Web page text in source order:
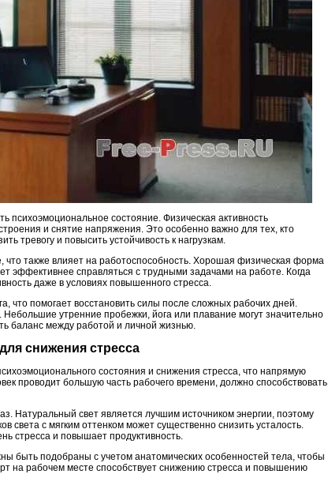
психоэмоциональное состояние. Физическая активность
и снятие напряжения. Это особенно важно для тех, кто
тревогу и повысить устойчивость к нагрузкам.
что также влияет на работоспособность. Хорошая физическая форма
эффективнее справляться с трудными задачами на работе. Когда
даже в условиях повышенного стресса.
что помогает восстановить силы после сложных рабочих дней.
утренние пробежки, йога или плавание могут значительно
баланс между работой и личной жизнью.
снижения стресса
состояния и снижения стресса, что напрямую
проводит большую часть рабочего времени, должно способствовать
Натуральный свет является лучшим источником энергии, поэтому
света с мягким оттенком может существенно снизить усталость.
стресса и повышает продуктивность.
быть подобраны с учетом анатомических особенностей тела, чтобы
на рабочем месте способствует снижению стресса и повышению